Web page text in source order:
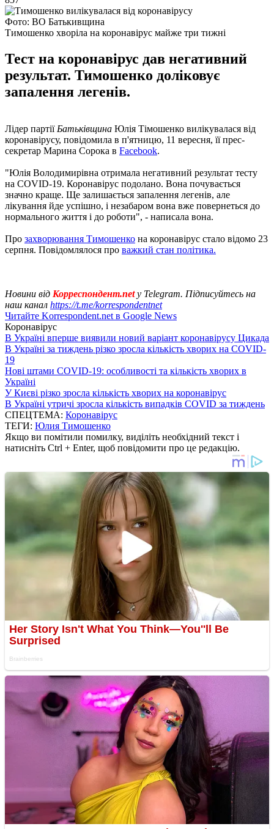
Фото: ВО Батькивщина
Тимошенко хворіла на коронавірус майже три тижні
Тест на коронавірус дав негативний
результат. Тимошенко доліковує
запалення легенів.
Лідер партіїБатьківщина Юлія Тімошенко вилікувалася від
коронавірусу, повідомила в п'ятницю, 11 вересня, її прес-
секретар Марина Сорока в Facebook.
"Юлія Володимирівна отримала негативний результат тесту
на COVID-19. Коронавірус подолано. Вона почувається
значно краще. Ще залишається запалення легенів, але
лікування йде успішно, і незабаром вона вже повернеться до
нормального життя і до роботи", - написала вона.
Про захворювання Тимошенко на коронавірус стало відомо 23
серпня. Повідомлялося про важкий стан політика.
Новини від Корреспондент.netу Telegram. Підписуйтесь на
наш канал https://t.me/korrespondentnet
Читайте Korrespondent.net в Google News
Коронавірус
В Україні вперше виявили новий варіант коронавірусу Цикада
В Україні за тиждень різко зросла кількість хворих на COVID-
19
Нові штами COVID-19: особливості та кількість хворих в
Україні
У Києві різко зросла кількість хворих на коронавірус
В Україні утричі зросла кількість випадків COVID за тиждень
СПЕЦТЕМА: Коронавірус
ТЕГИ: Юлия Тимошенко
Якщо ви помітили помилку, виділіть необхідний текст і
натисніть Ctrl + Enter, щоб повідомити про це редакцію.